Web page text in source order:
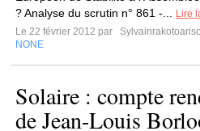
? Analyse du scrutin n° 861 -...
Lire
Le 22 février 2012 par
NONE
Solaire : compte
de Jean-Louis